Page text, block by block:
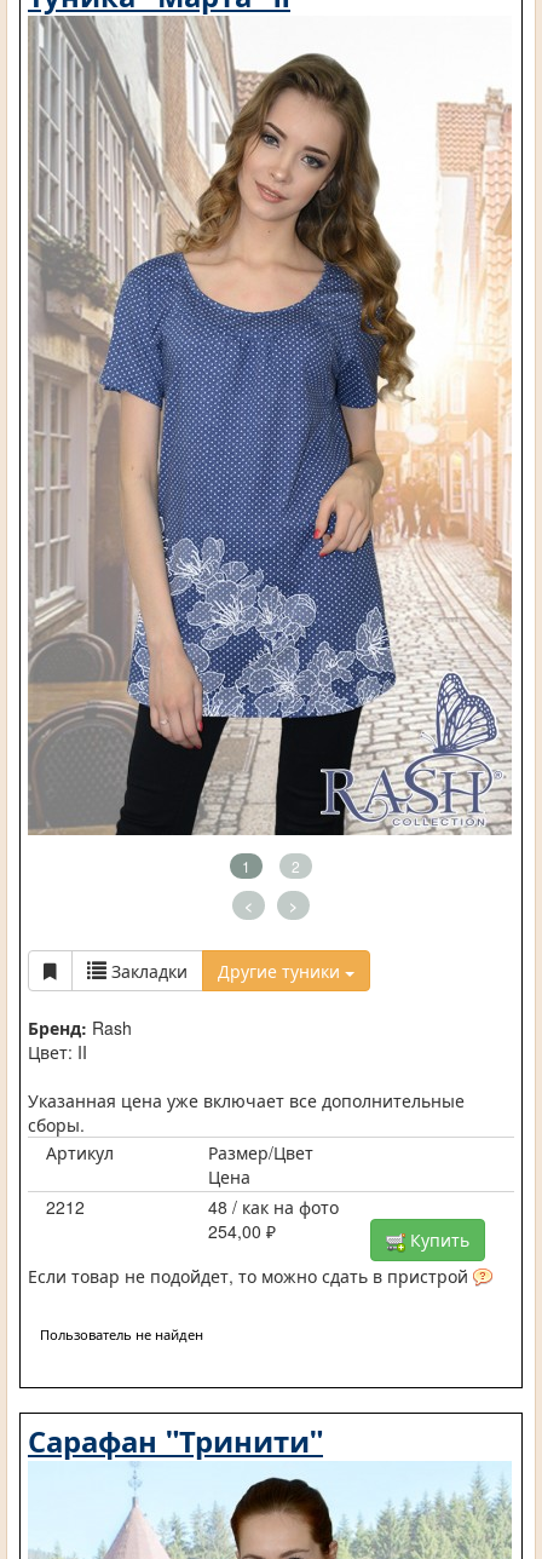
1 2
< >
Закладки Другие туники
Бренд: Rash
Цвет: II
Указанная цена уже включает все дополнительные
сборы.
Артикул
Размер/Цвет
Цена
2212
48 / как на фото
254,00 ₽
Купить
Если товар не подойдет, то можно сдать в пристрой
Пользователь не найден
Сарафан "Тринити"